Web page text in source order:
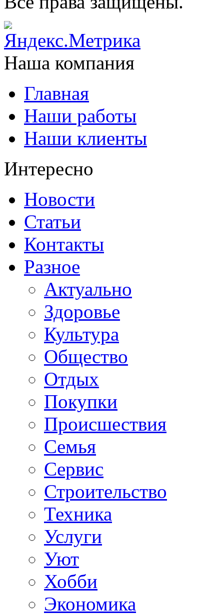
Наша компания
Главная
Наши работы
Наши клиенты
Интересно
Новости
Статьи
Контакты
Разное
Актуально
Здоровье
Культура
Общество
Отдых
Покупки
Происшествия
Семья
Сервис
Строительство
Техника
Услуги
Уют
Хобби
Экономика